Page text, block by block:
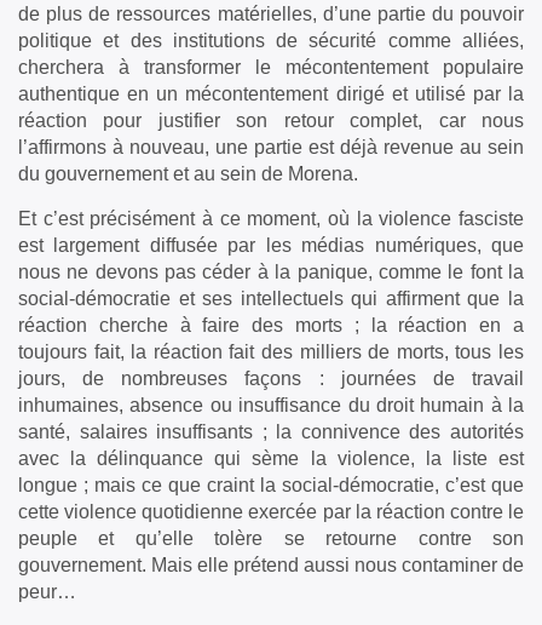
de plus de ressources matérielles, d’une partie du pouvoir
politique et des institutions de sécurité comme alliées,
cherchera à transformer le mécontentement populaire
authentique en un mécontentement dirigé et utilisé par la
réaction pour justifier son retour complet, car nous
l’affirmons à nouveau, une partie est déjà revenue au sein
du gouvernement et au sein de Morena.
Et c’est précisément à ce moment, où la violence fasciste
est largement diffusée par les médias numériques, que
nous ne devons pas céder à la panique, comme le font la
social-démocratie et ses intellectuels qui affirment que la
réaction cherche à faire des morts ; la réaction en a
toujours fait, la réaction fait des milliers de morts, tous les
jours, de nombreuses façons : journées de travail
inhumaines, absence ou insuffisance du droit humain à la
santé, salaires insuffisants ; la connivence des autorités
avec la délinquance qui sème la violence, la liste est
longue ; mais ce que craint la social-démocratie, c’est que
cette violence quotidienne exercée par la réaction contre le
peuple et qu’elle tolère se retourne contre son
gouvernement. Mais elle prétend aussi nous contaminer de
peur…